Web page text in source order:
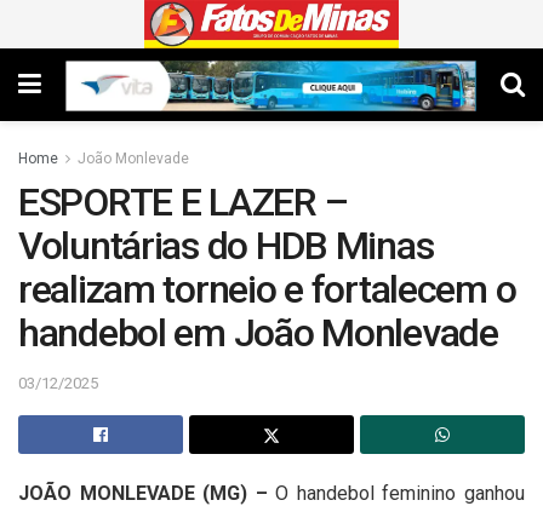
Home João Monlevade
ESPORTE E LAZER –
Voluntárias do HDB Minas
realizam torneio e fortalecem o
handebol em João Monlevade
03/12/2025
JOÃO MONLEVADE (MG) – O handebol feminino ganhou